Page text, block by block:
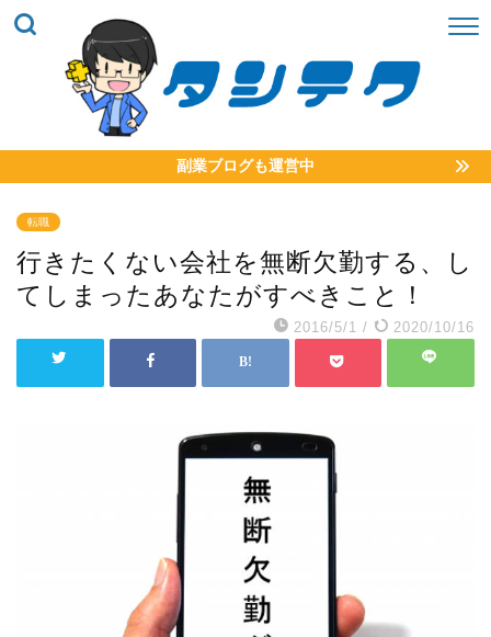
副業ブログも運営中
転職
行きたくない会社を無断欠勤する、し
てしまったあなたがすべきこと！
2016/5/1 / 2020/10/16